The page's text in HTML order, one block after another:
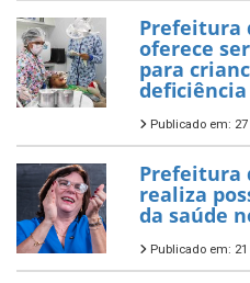
Prefeitura
oferece
para
deficiência
Publicado em:
Prefeitura
realiza
da saúde
Publicado em: